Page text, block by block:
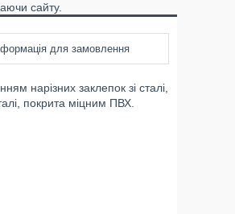
сайту.
для замовлення
нарізних заклепок зі сталі,
покрита міцним ПВХ.